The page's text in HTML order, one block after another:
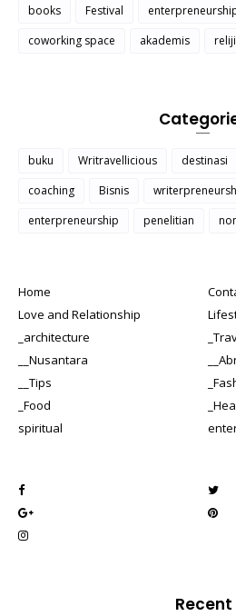
books
Festival
coworking space
akademis
buku Writravellicious destinasi
coaching
Bisnis
enterpreneurship
penelitian
Home
Love and Relationship
_architecture
__Nusantara
__Tips
_Food
spiritual
Recent